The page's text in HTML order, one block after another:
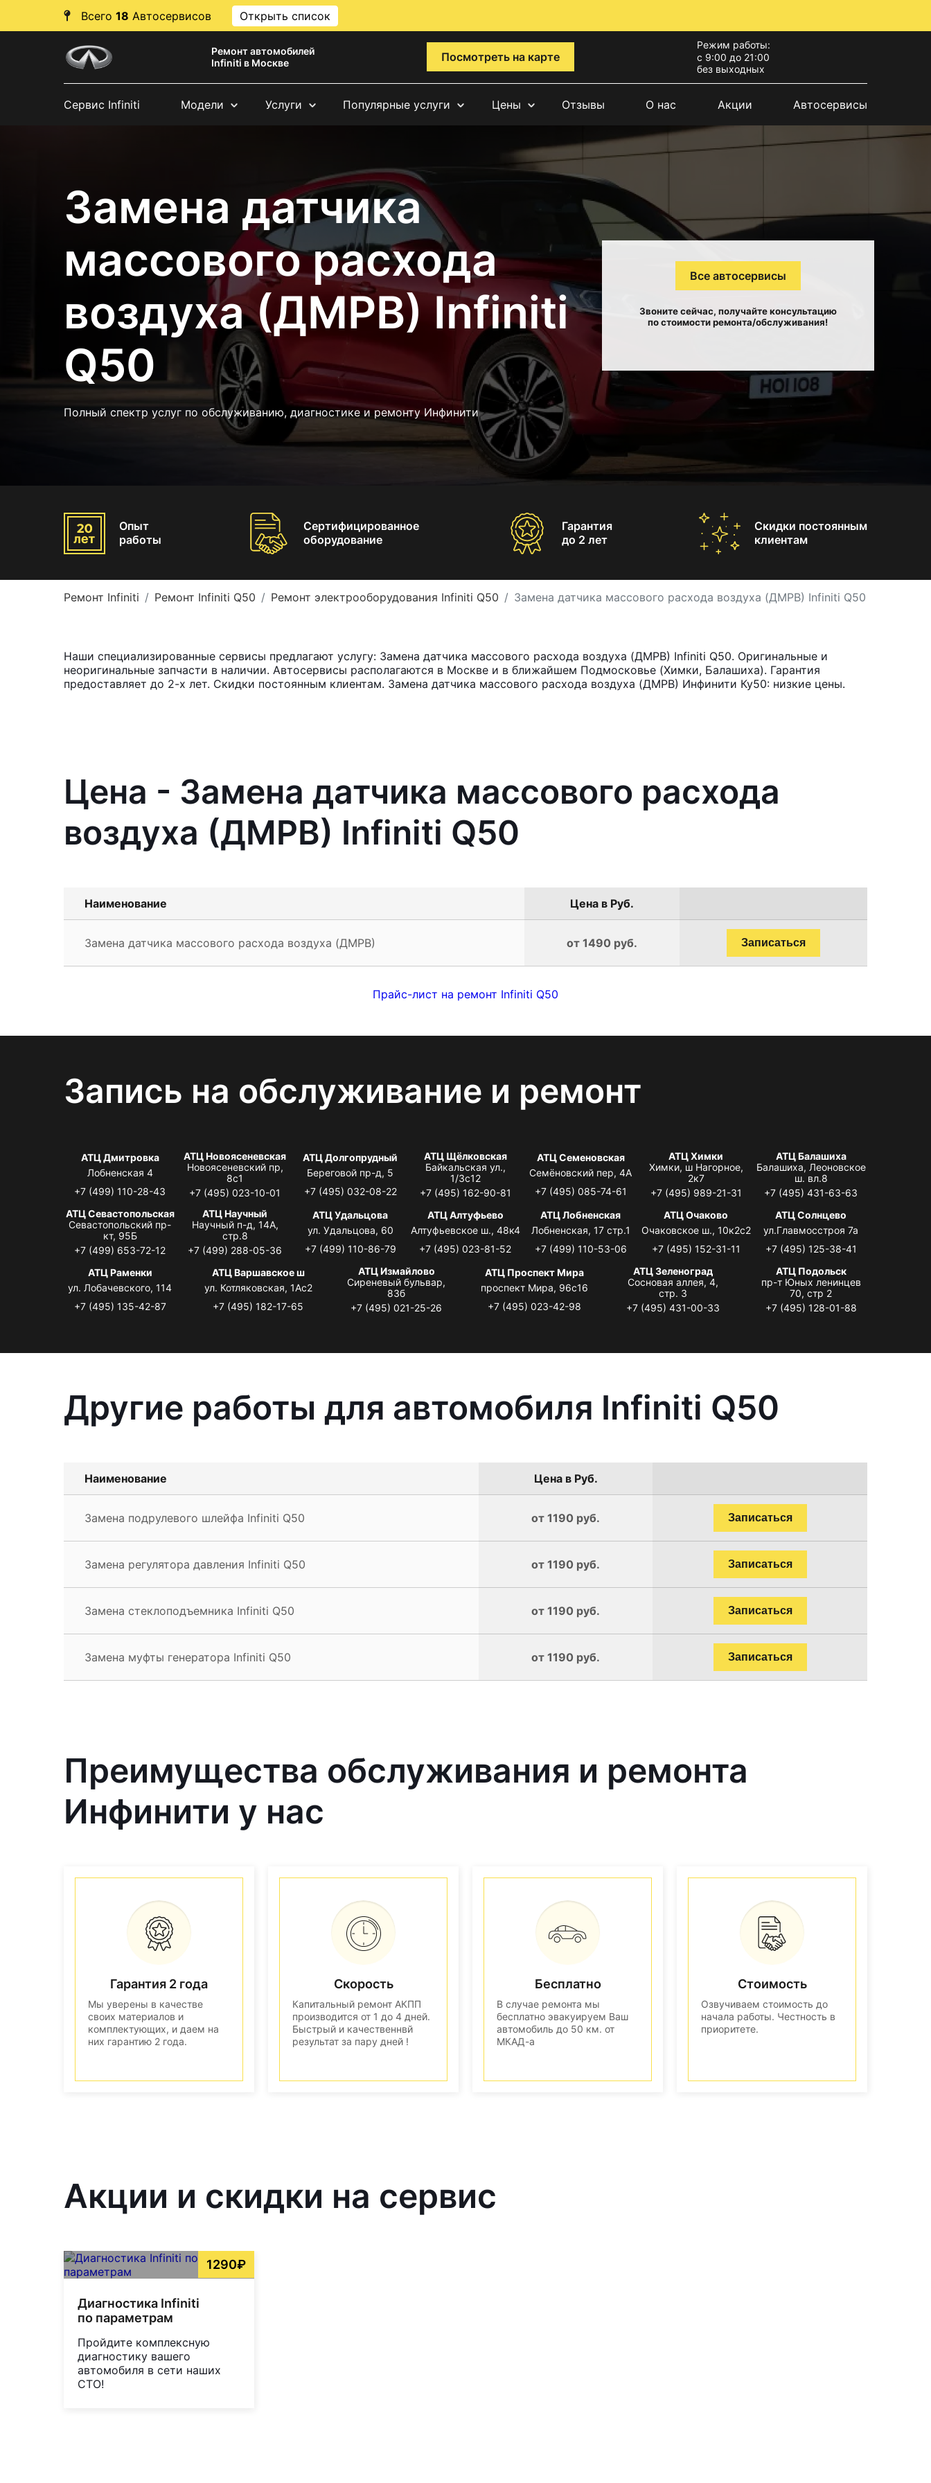
Всего 18 Автосервисов Открыть список
Ремонт автомобилей
Infiniti в Москве
Посмотреть на карте
Режим работы:
с 9:00 до 21:00
без выходных
Сервис Infiniti Модели Услуги Популярные услуги Цены Отзывы О нас Акции Автосервисы
Замена датчика
массового расхода
воздуха (ДМРВ) Infiniti
Q50
Полный спектр услуг по обслуживанию, диагностике и ремонту Инфинити
Все автосервисы
Звоните сейчас, получайте консультацию
по стоимости ремонта/обслуживания!
Опыт
работы
Сертифицированное
оборудование
Гарантия
до 2 лет
Скидки постоянным
клиентам
Ремонт Infiniti Ремонт Infiniti Q50 Ремонт электрооборудования Infiniti Q50 Замена датчика массового расхода воздуха (ДМРВ) Infiniti Q50
Наши специализированные сервисы предлагают услугу: Замена датчика массового расхода воздуха (ДМРВ) Infiniti Q50. Оригинальные и
неоригинальные запчасти в наличии. Автосервисы располагаются в Москве и в ближайшем Подмосковье (Химки, Балашиха). Гарантия
предоставляет до 2-х лет. Скидки постоянным клиентам. Замена датчика массового расхода воздуха (ДМРВ) Инфинити Ку50: низкие цены.
Цена - Замена датчика массового расхода
воздуха (ДМРВ) Infiniti Q50
Наименование Цена в Руб.
Замена датчика массового расхода воздуха (ДМРВ) от 1490 руб. Записаться
Прайс-лист на ремонт Infiniti Q50
Запись на обслуживание и ремонт
АТЦ Дмитровка
Лобненская 4
+7 (499) 110-28-43
АТЦ Новоясеневская
Новоясеневский пр,
8с1
+7 (495) 023-10-01
АТЦ Долгопрудный
Береговой пр-д, 5
+7 (495) 032-08-22
АТЦ Щёлковская
Байкальская ул.,
1/3с12
+7 (495) 162-90-81
АТЦ Семеновская
Семёновский пер, 4А
+7 (495) 085-74-61
АТЦ Химки
Химки, ш Нагорное,
2к7
+7 (495) 989-21-31
АТЦ Балашиха
Балашиха, Леоновское
ш. вл.8
+7 (495) 431-63-63
АТЦ Севастопольская
Севастопольский пр-
кт, 95Б
+7 (499) 653-72-12
АТЦ Научный
Научный п-д, 14А,
стр.8
+7 (499) 288-05-36
АТЦ Удальцова
ул. Удальцова, 60
+7 (499) 110-86-79
АТЦ Алтуфьево
Алтуфьевское ш., 48к4
+7 (495) 023-81-52
АТЦ Лобненская
Лобненская, 17 стр.1
+7 (499) 110-53-06
АТЦ Очаково
Очаковское ш., 10к2с2
+7 (495) 152-31-11
АТЦ Солнцево
ул.Главмосстроя 7а
+7 (495) 125-38-41
АТЦ Раменки
ул. Лобачевского, 114
+7 (495) 135-42-87
АТЦ Варшавское ш
ул. Котляковская, 1Ас2
+7 (495) 182-17-65
АТЦ Измайлово
Сиреневый бульвар,
83б
+7 (495) 021-25-26
АТЦ Проспект Мира
проспект Мира, 96с16
+7 (495) 023-42-98
АТЦ Зеленоград
Сосновая аллея, 4,
стр. 3
+7 (495) 431-00-33
АТЦ Подольск
пр-т Юных ленинцев
70, стр 2
+7 (495) 128-01-88
Другие работы для автомобиля Infiniti Q50
Наименование Цена в Руб.
Замена подрулевого шлейфа Infiniti Q50 от 1190 руб. Записаться
Замена регулятора давления Infiniti Q50 от 1190 руб. Записаться
Замена стеклоподъемника Infiniti Q50 от 1190 руб. Записаться
Замена муфты генератора Infiniti Q50 от 1190 руб. Записаться
Преимущества обслуживания и ремонта
Инфинити у нас
Гарантия 2 года
Мы уверены в качестве
своих материалов и
комплектующих, и даем на
них гарантию 2 года.
Скорость
Капитальный ремонт АКПП
производится от 1 до 4 дней.
Быстрый и качественнвй
результат за пару дней !
Бесплатно
В случае ремонта мы
бесплатно эвакуируем Ваш
автомобиль до 50 км. от
МКАД-а
Стоимость
Озвучиваем стоимость до
начала работы. Честность в
приоритете.
Акции и скидки на сервис
1290₽
Диагностика Infiniti
по параметрам
Пройдите комплексную
диагностику вашего
автомобиля в сети наших
СТО!